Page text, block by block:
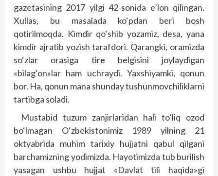
gazetasining 2017 yilgi 42-sonida e’lon qilingan.
Xullas, bu masalada ko‘pdan beri bosh
qotirilmoqda. Kimdir qo‘shib yozamiz, desa, yana
kimdir ajratib yozish tarafdori. Qarang­ki, oramizda
so‘zlar orasiga tire belgisini joylaydigan
«bilag‘on»lar ham uchraydi. Yaxshiyamki, qonun
bor. Ha, qonun mana shunday tushunmovchiliklarni
tartibga soladi.
Mustabid tuzum zanjirlaridan hali to‘liq ozod
bo‘lmagan O‘zbekistonimiz 1989 yilning 21
oktyabrida muhim tarixiy hujjatni qabul qilgani
barchamizning yodimizda. Hayotimizda tub burilish
yasagan ushbu hujjat «Davlat tili haqida»gi